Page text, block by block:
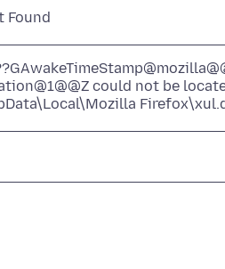
could not be